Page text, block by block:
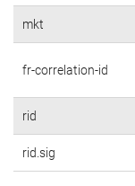
mkt
fr-correlation-id
rid
rid.sig